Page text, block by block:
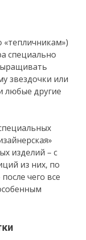
«тепличникам»)
специально
звездочки или
любые другие
изделий – с
из них, по
чего все